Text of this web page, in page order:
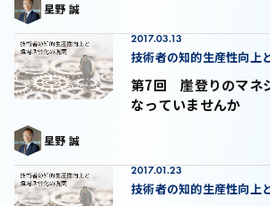
星野 誠
第7回 崖登りのマネ
なっていませんか
2017.03.13
技術者の知的生産性向上
星野 誠
2017.01.23
技術者の知的生産性向上